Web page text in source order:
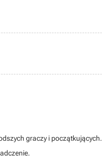
graczy i początkujących.